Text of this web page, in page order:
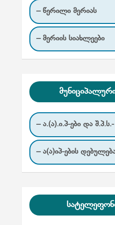
– წერილი მერიას
– მერიის სიახლეები
– ა.(ა).ი.პ-ები და
– ა(ა)იპ-ების